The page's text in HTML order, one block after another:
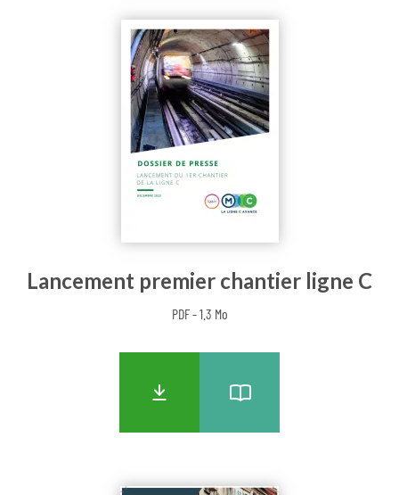
Lancement premier chantier ligne C
PDF - 1.3 Mo